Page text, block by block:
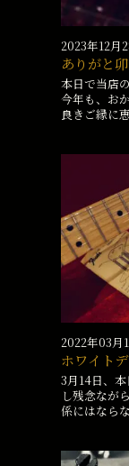
2023年12月
ありがと
本日で当店
今年も、お
良きご縁に
2022年03月
ホワイト
3月14日、
し残念なが
係にはなら